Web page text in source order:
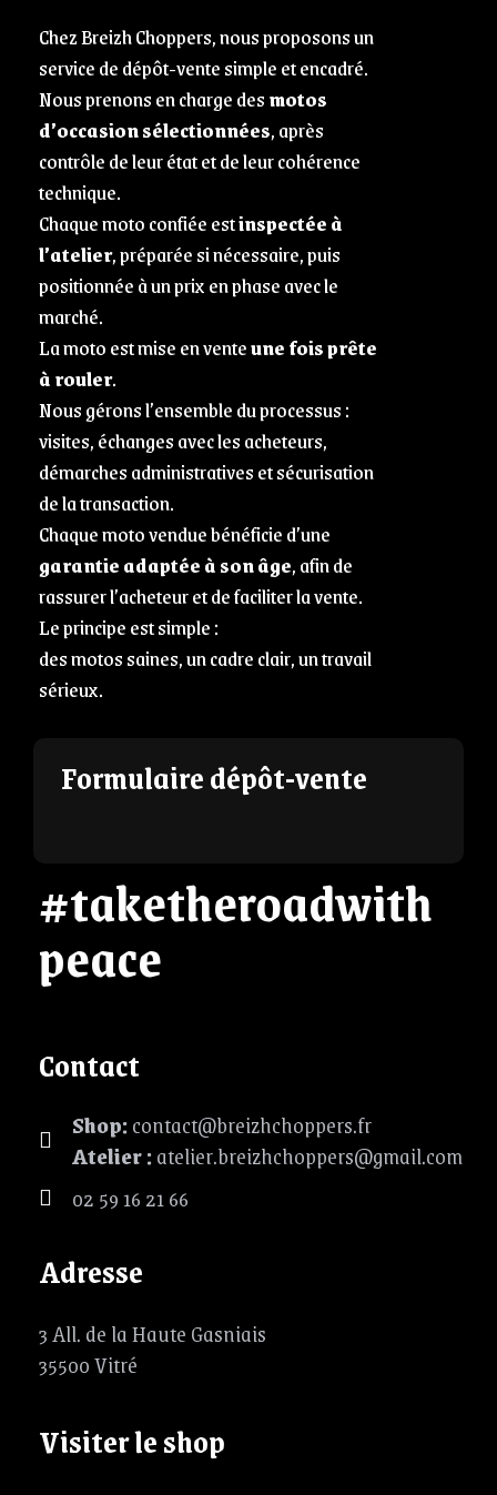
Chez Breizh Choppers, nous proposons un
service de dépôt-vente simple et encadré.
Nous prenons en charge desmotos
d’occasion sélectionnées, après
contrôle de leur état et de leur cohérence
technique.
Chaque moto confiée estinspectée à
l’atelier, préparée si nécessaire, puis
positionnée à un prix en phase avec le
marché.
La moto est mise en venteune fois prête
à rouler.
Nous gérons l’ensemble du processus :
visites, échanges avec les acheteurs,
démarches administratives et sécurisation
de la transaction.
Chaque moto vendue bénéficie d’une
garantie adaptée à son âge, afin de
rassurer l’acheteur et de faciliter la vente.
Le principe est simple :
des motos saines, un cadre clair, un travail
sérieux.
Formulaire dépôt-vente
#taketheroadwith
peace
Contact
Shop:contact@breizhchoppers.fr
Atelier :atelier.breizhchoppers@gmail.com
02 59 16 21 66
Adresse
3 All. de la Haute Gasniais
35500 Vitré
Visiter le shop